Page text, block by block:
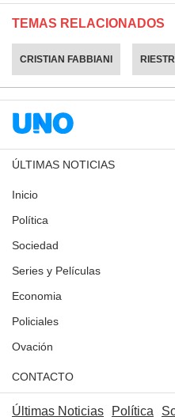
TEMAS RELACIONADOS
CRISTIAN FABBIANI
ÚLTIMAS NOTICIAS
Inicio
Política
Sociedad
Series y Películas
Economia
Policiales
Ovación
CONTACTO
Últimas Noticias Política